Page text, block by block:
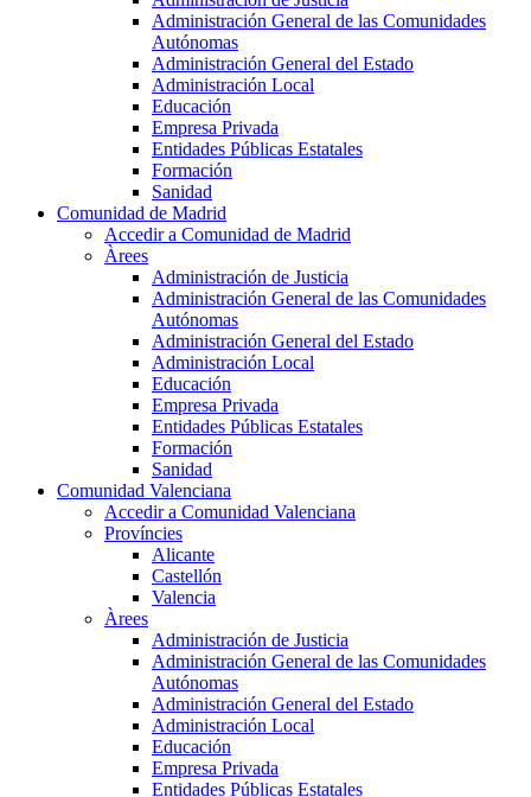
Administración General de las Comunidades
Autónomas
Administración General del Estado
Administración Local
Educación
Empresa Privada
Entidades Públicas Estatales
Formación
Sanidad
Comunidad de Madrid
Accedir a Comunidad de Madrid
Àrees
Administración de Justicia
Administración General de las Comunidades
Autónomas
Administración General del Estado
Administración Local
Educación
Empresa Privada
Entidades Públicas Estatales
Formación
Sanidad
Comunidad Valenciana
Accedir a Comunidad Valenciana
Províncies
Alicante
Castellón
Valencia
Àrees
Administración de Justicia
Administración General de las Comunidades
Autónomas
Administración General del Estado
Administración Local
Educación
Empresa Privada
Entidades Públicas Estatales